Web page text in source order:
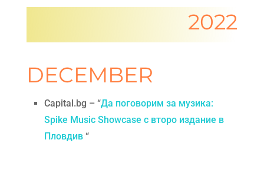
2022
DECEMBER
Capital.bg – “Да поговорим за музика:
Spike Music Showcase с второ издание в
Пловдив “